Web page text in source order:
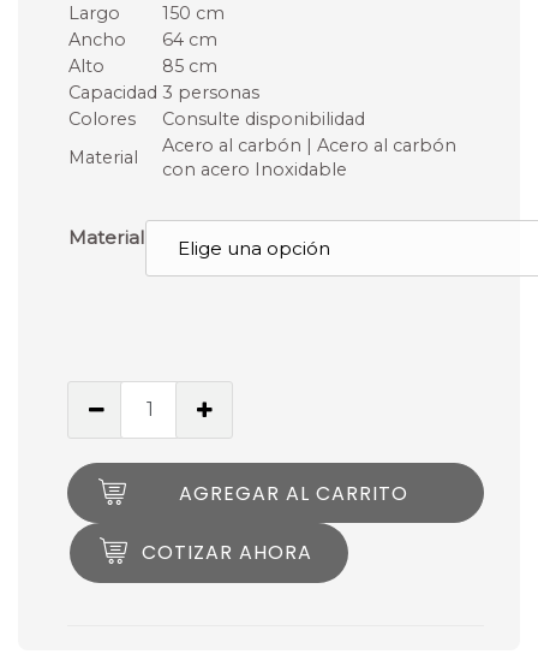
Largo
150 cm
Ancho
64 cm
Alto
85 cm
Capacidad 3 personas
Colores
Consulte disponibilidad
Material
Acero al carbón | Acero al carbón
con acero Inoxidable
Material
AGREGAR AL CARRITO
COTIZAR AHORA